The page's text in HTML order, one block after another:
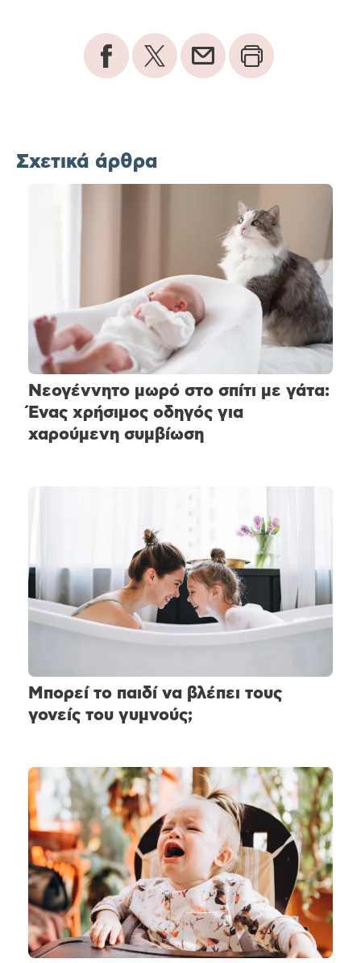
Σχετικά άρθρα
Νεογέννητο μωρό στο σπίτι με γάτα:
Ένας χρήσιμος οδηγός για
χαρούμενη συμβίωση
Μπορεί το παιδί να βλέπει τους
γονείς του γυμνούς;